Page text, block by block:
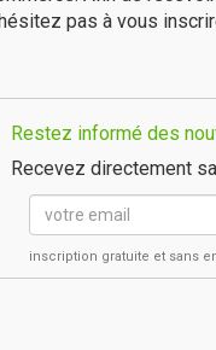
pas à vous
Restez informé des
Recevez directement
inscription gratuite et sans